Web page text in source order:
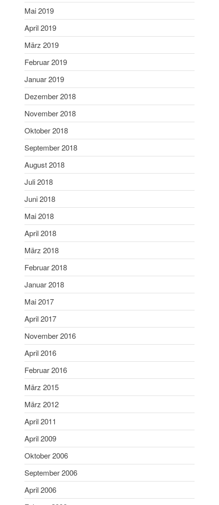
September 2019
August 2019
Februar 2019
Januar 2019
August 2018
Juli 2018
Juni 2018
Januar 2018
Mai 2017
März 2015
März 2012
April 2006
Februar 2006
Mai 2019
April 2019
März 2019
Februar 2019
Januar 2019
Dezember 2018
November 2018
Oktober 2018
September 2018
August 2018
Juli 2018
Juni 2018
Mai 2018
April 2018
März 2018
Februar 2018
Januar 2018
Mai 2017
April 2017
November 2016
April 2016
Februar 2016
März 2015
März 2012
April 2011
April 2009
Oktober 2006
September 2006
April 2006